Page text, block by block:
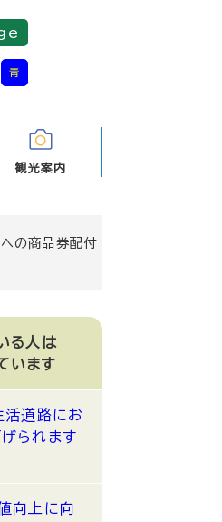
青
観光案内
の商品券配付
る人は
います
道路にお
られます
向上に向